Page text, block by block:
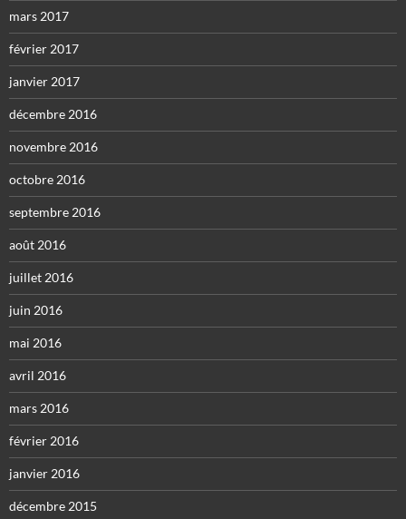
mars 2017
février 2017
janvier 2017
décembre 2016
novembre 2016
octobre 2016
septembre 2016
août 2016
juillet 2016
juin 2016
mai 2016
avril 2016
mars 2016
février 2016
janvier 2016
décembre 2015